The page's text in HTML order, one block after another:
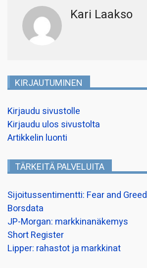
Kari Laakso
KIRJAUTUMINEN
Kirjaudu sivustolle
Kirjaudu ulos sivustolta
Artikkelin luonti
TÄRKEITÄ PALVELUITA
Sijoitussentimentti: Fear and Greed
Borsdata
JP-Morgan: markkinanäkemys
Short Register
Lipper: rahastot ja markkinat